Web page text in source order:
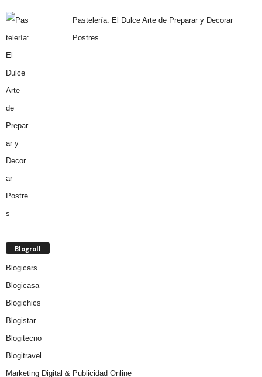
Pastelería: El Dulce Arte de Preparar y Decorar
Postres
Blogroll
Blogicars
Blogicasa
Blogichics
Blogistar
Blogitecno
Blogitravel
Marketing Digital & Publicidad Online